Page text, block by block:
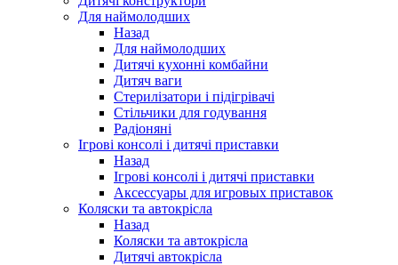
Для наймолодших
Назад
Для наймолодших
Дитячі кухонні комбайни
Дитяч ваги
Стерилізатори і підігрівачі
Стільчики для годування
Радіоняні
Ігрові консолі і дитячі приставки
Назад
Ігрові консолі і дитячі приставки
Аксессуары для игровых приставок
Коляски та автокрісла
Назад
Коляски та автокрісла
Дитячі автокрісла